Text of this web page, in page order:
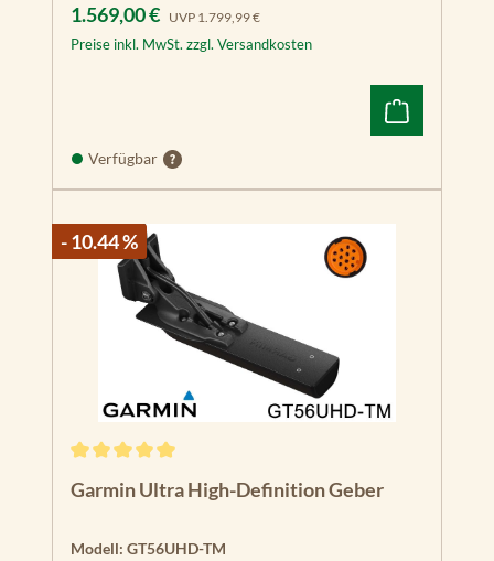
Verkaufspreis:
1.569,00 € UVP Regulärer Preis:
1.799,99 €
Preise inkl. MwSt. zzgl. Versandkosten
Verfügbar
- 10.44 %
Garmin Ultra High-Definition Geber
Modell: GT56UHD-TM